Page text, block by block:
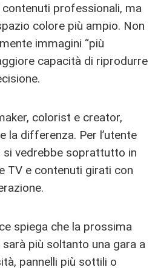
professionali, ma
colore più ampio. Non
immagini “più
capacità di riprodurre
colorist e creator,
la differenza. Per l’utente
si vedrebbe soprattutto in
TV e contenuti girati con
spiega che la prossima
più soltanto una gara a
pannelli più sottili o